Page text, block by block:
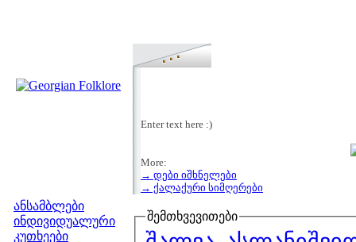
ანსამბლები
ინდივიდუალური
კუთხეები
Enter text here :)
More:
→ დები იშხნელები
→ ქალაქური სიმღერები
შემთხვევითები